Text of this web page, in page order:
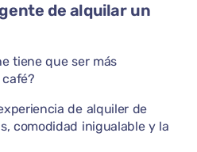
de alquilar un
tiene que ser más
de alquiler de
comodidad inigualable y la